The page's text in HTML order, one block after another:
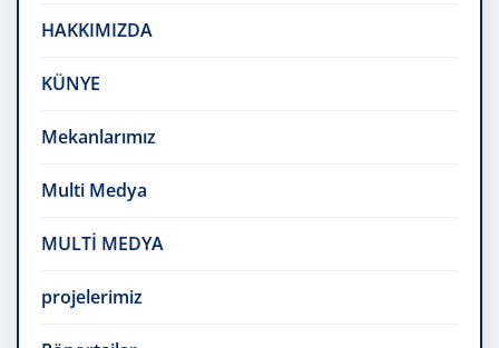
HAKKIMIZDA
KÜNYE
Mekanlarımız
Multi Medya
MULTİ MEDYA
projelerimiz